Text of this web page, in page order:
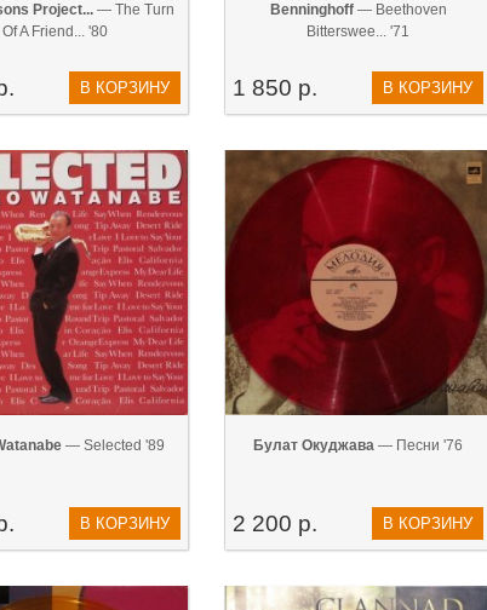
Project... — The Turn
Of A Friend... '80
В КОРЗИНУ
Benninghoff— Beethoven
Bitterswee... '71
1 850 р. В КОРЗИНУ
— Selected '89
В КОРЗИНУ
Булат Окуджава — Песни '76
2 200 р. В КОРЗИНУ